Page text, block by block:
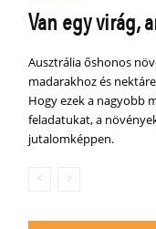
Van egy virág,
Ausztrália őshonos
madarakhoz és
Hogy ezek a nagyobb
feladatukat, a
jutalomképpen.